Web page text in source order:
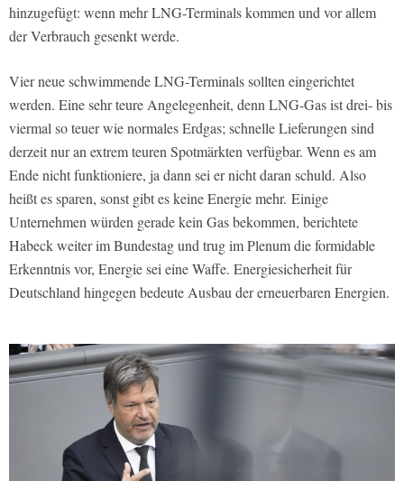
hinzugefügt: wenn mehr LNG-Terminals kommen und vor allem
der Verbrauch gesenkt werde.
Vier neue schwimmende LNG-Terminals sollten eingerichtet
werden. Eine sehr teure Angelegenheit, denn LNG-Gas ist drei- bis
viermal so teuer wie normales Erdgas; schnelle Lieferungen sind
derzeit nur an extrem teuren Spotmärkten verfügbar. Wenn es am
Ende nicht funktioniere, ja dann sei er nicht daran schuld. Also
heißt es sparen, sonst gibt es keine Energie mehr. Einige
Unternehmen würden gerade kein Gas bekommen, berichtete
Habeck weiter im Bundestag und trug im Plenum die formidable
Erkenntnis vor, Energie sei eine Waffe. Energiesicherheit für
Deutschland hingegen bedeute Ausbau der erneuerbaren Energien.